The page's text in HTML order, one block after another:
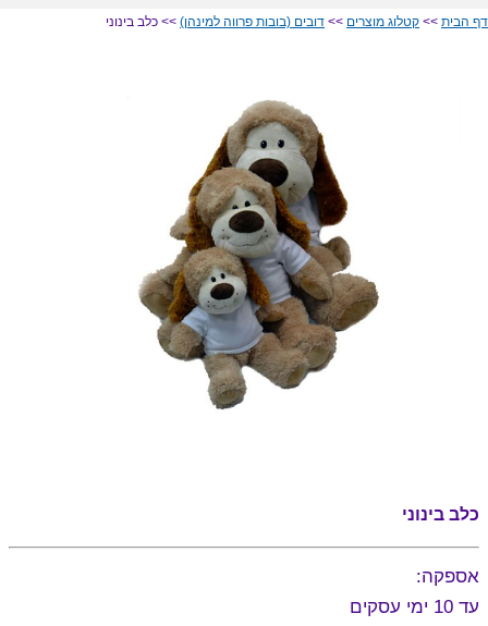
דף הבית >> קטלוג מוצרים >> דובים (בובות פרווה למינהן) >> כלב בינוני
כלב בינוני
אספקה:
עד 10 ימי עסקים